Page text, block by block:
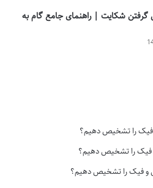
گرفتن شکایت | راهنمای جامع گام به
فیک را تشخیص دهیم؟
فیک را تشخیص دهیم؟
و فیک را تشخیص دهیم؟